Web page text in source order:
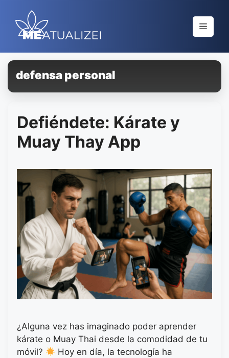
contenido
Menú
defensa personal
Defiéndete: Kárate y
Muay Thay App
¿Alguna vez has imaginado poder aprender
kárate o Muay Thai desde la comodidad de tu
móvil?
Hoy en día, la tecnología ha